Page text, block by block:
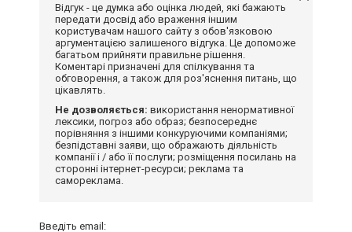
Відгук - це думка або оцінка людей, які бажають
передати досвід або враження іншим
користувачам нашого сайту з обов'язковою
аргументацією залишеного відгука. Це допоможе
багатьом прийняти правильне рішення.
Коментарі призначені для спілкування та
обговорення, а також для роз'яснення питань, що
цікавлять.
Не дозволяється: використання ненормативної
лексики, погроз або образ; безпосереднє
порівняння з іншими конкуруючими компаніями;
безпідставні заяви, що ображають діяльність
компанії і / або її послуги; розміщення посилань на
сторонні інтернет-ресурси; реклама та
самореклама.
Введіть email: